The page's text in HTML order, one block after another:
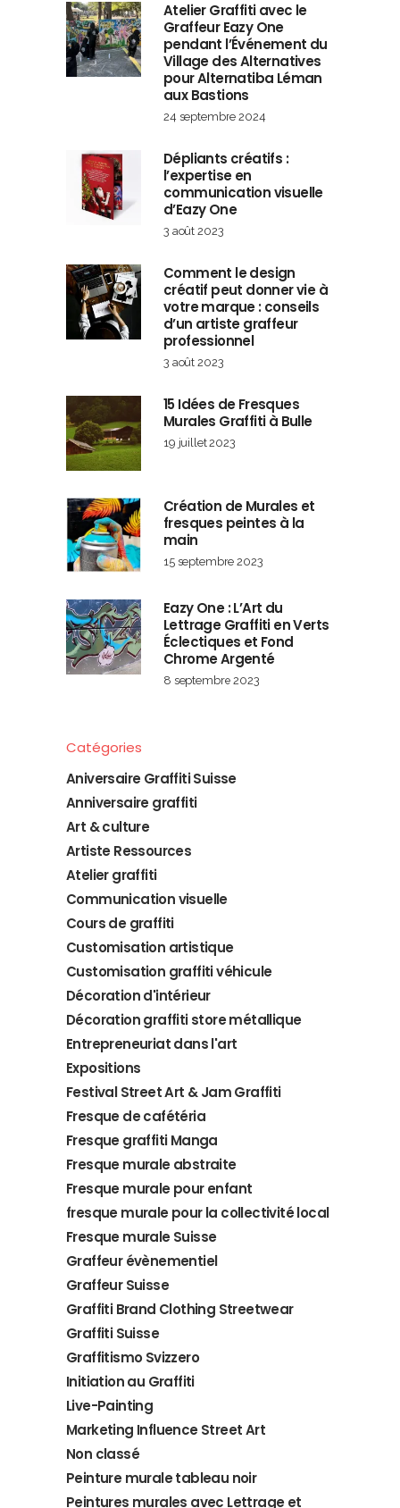
Atelier Graffiti avec le
Graffeur Eazy One
pendant l’Événement du
Village des Alternatives
pour Alternatiba Léman
aux Bastions
24 septembre 2024
Dépliants créatifs :
l’expertise en
communication visuelle
d’Eazy One
3 août 2023
Comment le design
créatif peut donner vie à
votre marque : conseils
d’un artiste graffeur
professionnel
3 août 2023
15 Idées de Fresques
Murales Graffiti à Bulle
19 juillet 2023
Création de Murales et
fresques peintes à la
main
15 septembre 2023
Eazy One : L’Art du
Lettrage Graffiti en Verts
Éclectiques et Fond
Chrome Argenté
8 septembre 2023
Catégories
Aniversaire Graffiti Suisse
Anniversaire graffiti
Art & culture
Artiste Ressources
Atelier graffiti
Communication visuelle
Cours de graffiti
Customisation artistique
Customisation graffiti véhicule
Décoration d'intérieur
Décoration graffiti store métallique
Entrepreneuriat dans l'art
Expositions
Festival Street Art & Jam Graffiti
Fresque de cafétéria
Fresque graffiti Manga
Fresque murale abstraite
Fresque murale pour enfant
fresque murale pour la collectivité local
Fresque murale Suisse
Graffeur évènementiel
Graffeur Suisse
Graffiti Brand Clothing Streetwear
Graffiti Suisse
Graffitismo Svizzero
Initiation au Graffiti
Live-Painting
Marketing Influence Street Art
Non classé
Peinture murale tableau noir
Peintures murales avec Lettrage et